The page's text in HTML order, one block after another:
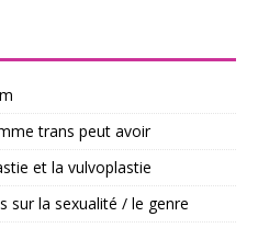
trans peut avoir
et la vulvoplastie
sur la sexualité / le genre